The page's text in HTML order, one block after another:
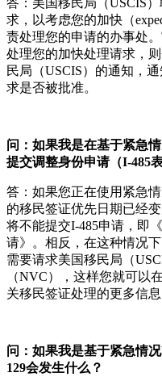
求，以考虑您的加快（
责处理您的申请的办事处
处理您的加快处理请求，
民局（USCIS）的通知，
求是否被批准。
问：如果我是在基于紧急
提交调整身份申请（I-485
答：如果您正在使用紧急
的移民签证优先日期已经
将不能提交I-485申请，即
请》。相反，在这种情况
需要请求美国移民局（
（NVC），这样您就可以
关移民签证处理的更多信
问：如果我是基于紧急情
129会发生什么？